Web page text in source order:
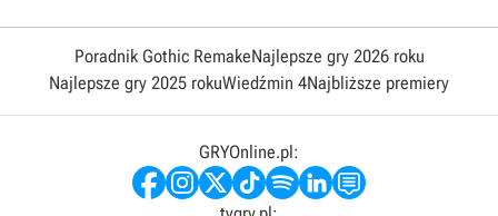
Poradnik Gothic RemakeNajlepsze gry 2026 roku
Najlepsze gry 2025 rokuWiedźmin 4Najbliższe premiery
GRYOnline.pl: